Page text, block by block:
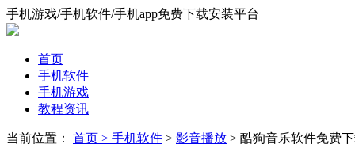
手机游戏/手机软件/手机app免费下载安装平台
首页
手机软件
手机游戏
教程资讯
当前位置： 首页 > 手机软件 > 影音播放 > 酷狗音乐软件免费